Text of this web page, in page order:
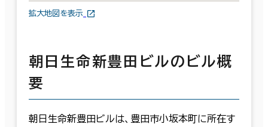
拡大地図を表示
朝日生命新豊田ビルのビル概
要
朝日生命新豊田ビルは、豊田市小坂本町に所在す